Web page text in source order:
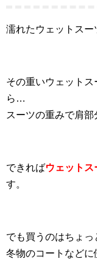
濡れたウェットスー
その重いウェット
ら…
スーツの重みで肩部
できればウェット
す。
でも買うのはちょ
冬物のコートなど